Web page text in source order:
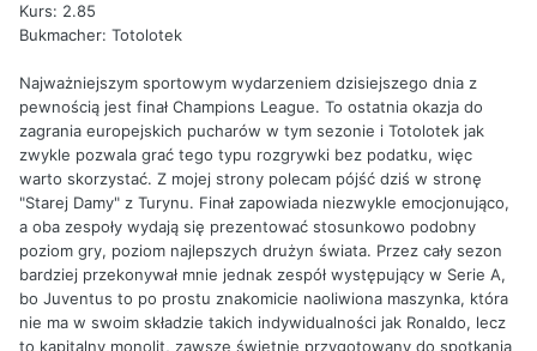
Kurs: 2.85
Bukmacher: Totolotek
Najważniejszym sportowym wydarzeniem dzisiejszego dnia z
pewnością jest finał Champions League. To ostatnia okazja do
zagrania europejskich pucharów w tym sezonie i Totolotek jak
zwykle pozwala grać tego typu rozgrywki bez podatku, więc
warto skorzystać. Z mojej strony polecam pójść dziś w stronę
"Starej Damy" z Turynu. Finał zapowiada niezwykle emocjonująco,
a oba zespoły wydają się prezentować stosunkowo podobny
poziom gry, poziom najlepszych drużyn świata. Przez cały sezon
bardziej przekonywał mnie jednak zespół występujący w Serie A,
bo Juventus to po prostu znakomicie naoliwiona maszynka, która
nie ma w swoim składzie takich indywidualności jak Ronaldo, lecz
to kapitalny monolit, zawsze świetnie przygotowany do spotkania